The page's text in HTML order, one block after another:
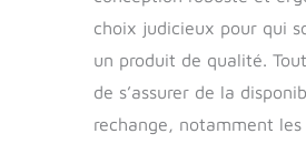
choix judicieux pour qui
un produit de qualité.
de s’assurer de la
rechange, notamment